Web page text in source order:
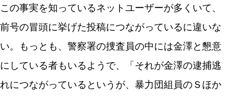
この事実を知っているネットユーザーが多くいて、
前号の冒頭に挙げた投稿につながっているに違いな
い。もっとも、警察署の捜査員の中には金澤と懇意
にしている者もいるようで、「それが金澤の逮捕逃
れにつながっているというが、暴力団組員のＳほか